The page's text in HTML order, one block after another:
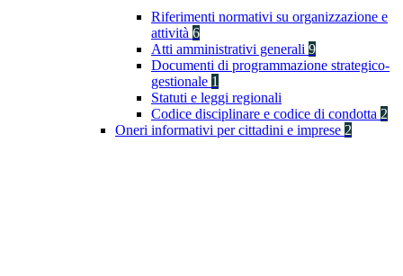
Riferimenti normativi su organizzazione e
attività 6
Atti amministrativi generali 9
Documenti di programmazione strategico-
gestionale 1
Statuti e leggi regionali
Codice disciplinare e codice di condotta 2
Oneri informativi per cittadini e imprese 2